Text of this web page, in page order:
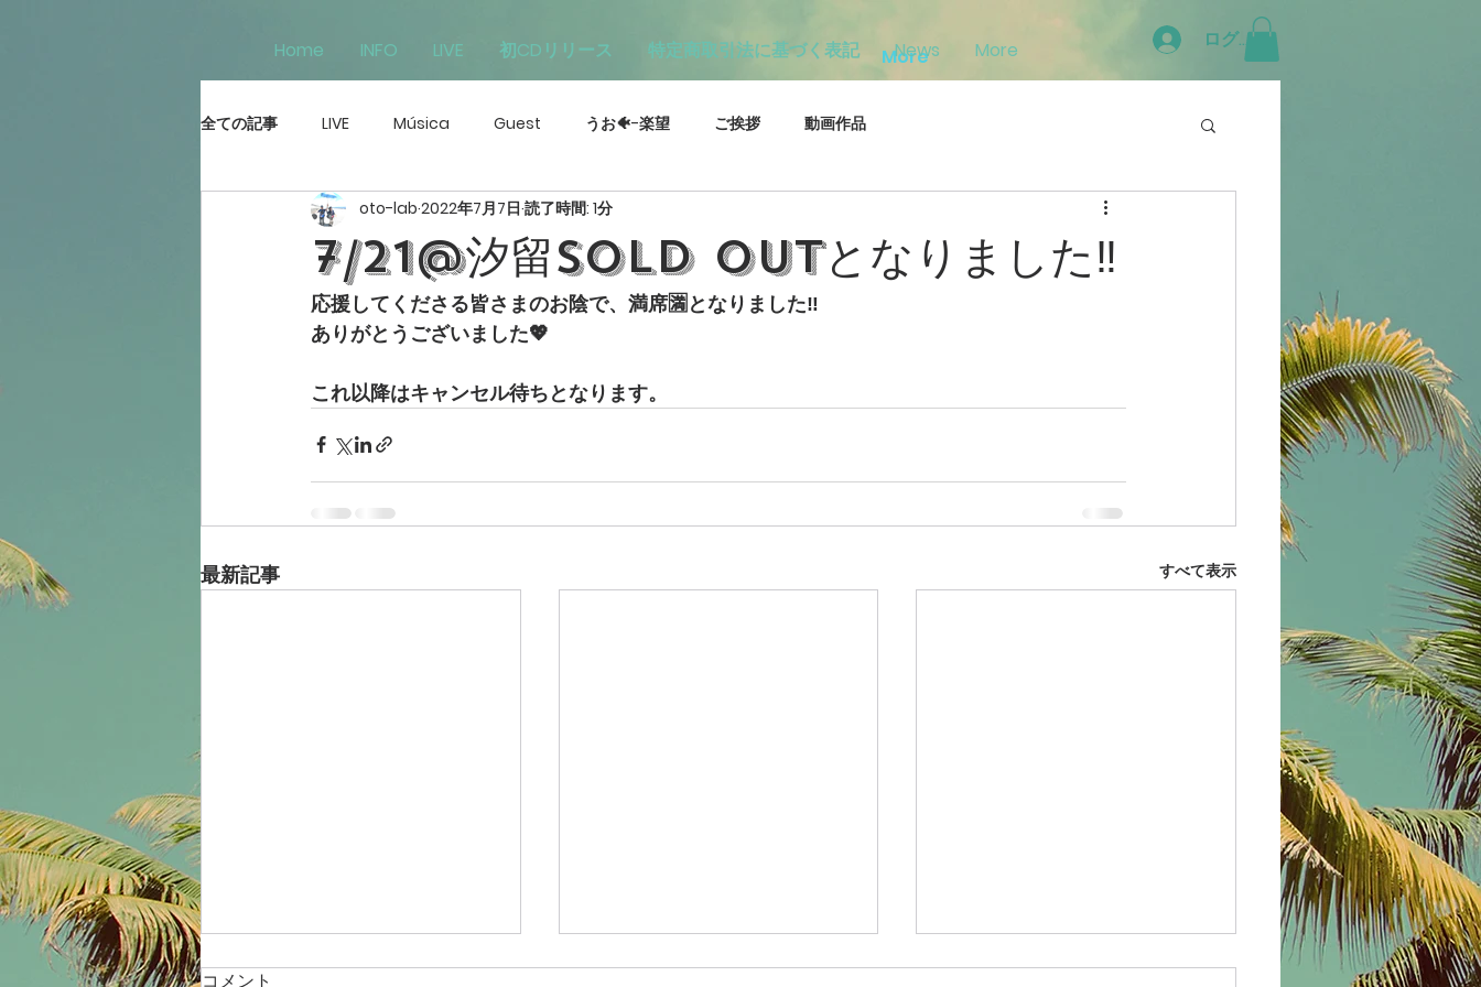
Home INFO LIVE 初CDリリース 特定商取引法に基づく表記 News More ログイン
全ての記事 LIVE Música Guest うお🐠-楽望 ご挨拶 動画作品
7/21@汐留Sold Outとなりました‼️
oto-lab 2022年7月7日 読了時間: 1分
応援してくださる皆さまのお陰で、満席🈵となりました‼️
ありがとうございました💖
これ以降はキャンセル待ちとなります。
最新記事 すべて表示
コメント
More